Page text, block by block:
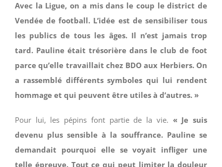
Avec la Ligue, on a mis dans le coup le district de
Vendée de football. L’idée est de sensibiliser tous
les publics de tous les âges. Il n’est jamais trop
tard. Pauline était trésorière dans le club de foot
parce qu’elle travaillait chez BDO aux Herbiers. On
a rassemblé différents symboles qui lui rendent
hommage et qui peuvent être utiles à d’autres. »
Pour lui, les pépins font partie de la vie. « Je suis
devenu plus sensible à la souffrance. Pauline se
demandait pourquoi elle se voyait infliger une
telle épreuve. Tout ce qui peut limiter la douleur